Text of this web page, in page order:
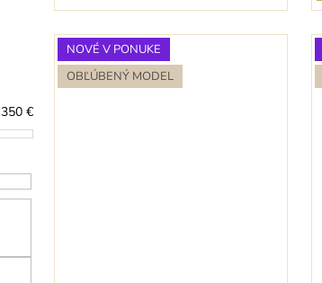
350 €
NOVÉ V PONUKE
OBĽÚBENÝ MODEL